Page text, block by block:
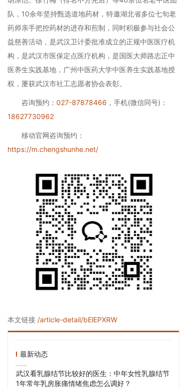
队，10余年坚持甄选道地药材，特邀湖北省多位七旬老
药师亲手把控药材的进存和煎制，同时积极参与社会公
益慈善活动，是武汉卫计委批准成立的正规中医医疗机
构，是武汉市医保定点医疗机构，是国医大师路志正中
医养生实践基地，广州中医药大学中医养生实践基地授
权，屡获武汉市社工志愿者协会表彰。
咨询预约： 027-87878466 ，手机(微信同号)：
18627730962
移动官网咨询预约：
https://m.chengshunhe.net/
本文链接 /article-detail/bElEPXRW
最新动态
武汉看乳腺结节比较好的医生：中年女性乳腺结节
1年常年乳房胀痛情绪焦虑怎么调好？